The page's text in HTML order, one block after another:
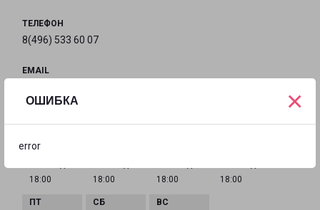
ОШИБКА
error
×
ТЕЛЕФОН
8(496) 533 60 07
EMAIL
18:00
18:00
18:00
18:00